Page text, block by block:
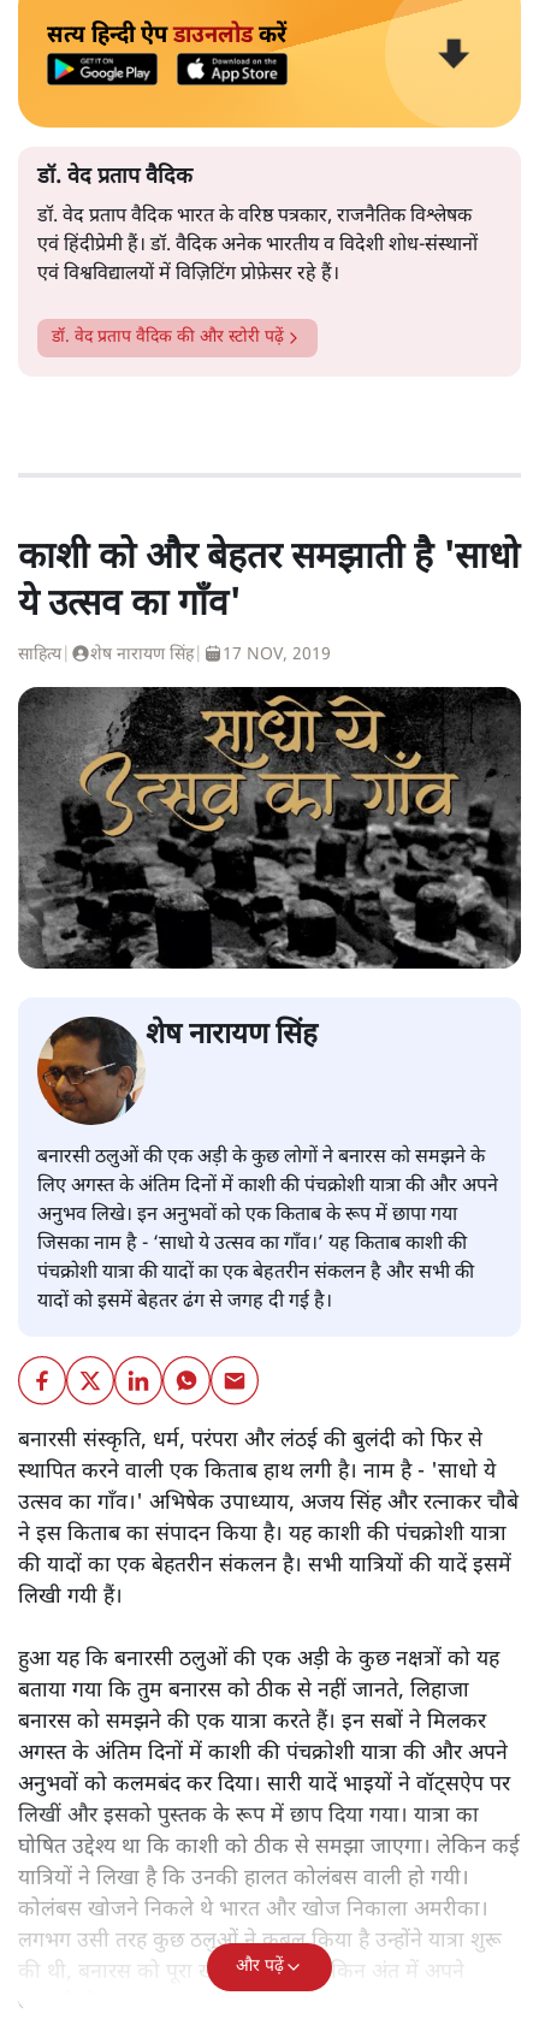
सत्य हिन्दी ऐपडाउनलोडकरें
डॉ. वेद प्रताप वैदिक
डॉ. वेद प्रताप वैदिक भारत के वरिष्ठ पत्रकार, राजनैतिक विश्लेषक
एवं हिंदीप्रेमी हैं। डॉ. वैदिक अनेक भारतीय व विदेशी शोध-संस्थानों
एवं विश्वविद्यालयों में विज़िटिंग प्रोफ़ेसर रहे हैं।
डॉ. वेद प्रताप वैदिक की और स्टोरी पढ़ें
काशी को और बेहतर समझाती है 'साधो
ये उत्सव का गाँव'
साहित्य| शेष नारायण सिंह| 17 NOV, 2019
शेष नारायण सिंह
बनारसी ठलुओं की एक अड़ी के कुछ लोगों ने बनारस को समझने के
लिए अगस्त के अंतिम दिनों में काशी की पंचक्रोशी यात्रा की और अपने
अनुभव लिखे। इन अनुभवों को एक किताब के रूप में छापा गया
जिसका नाम है - ‘साधो ये उत्सव का गाँव।’ यह किताब काशी की
पंचक्रोशी यात्रा की यादों का एक बेहतरीन संकलन है और सभी की
यादों को इसमें बेहतर ढंग से जगह दी गई है।
बनारसी संस्कृति, धर्म, परंपरा और लंठई की बुलंदी को फिर से
स्थापित करने वाली एक किताब हाथ लगी है। नाम है - 'साधो ये
उत्सव का गाँव।' अभिषेक उपाध्याय, अजय सिंह और रत्नाकर चौबे
ने इस किताब का संपादन किया है। यह काशी की पंचक्रोशी यात्रा
की यादों का एक बेहतरीन संकलन है। सभी यात्रियों की यादें इसमें
लिखी गयी हैं।
हुआ यह कि बनारसी ठलुओं की एक अड़ी के कुछ नक्षत्रों को यह
बताया गया कि तुम बनारस को ठीक से नहीं जानते, लिहाजा
बनारस को समझने की एक यात्रा करते हैं। इन सबों ने मिलकर
अगस्त के अंतिम दिनों में काशी की पंचक्रोशी यात्रा की और अपने
अनुभवों को कलमबंद कर दिया। सारी यादें भाइयों ने वॉट्सऐप पर
लिखीं और इसको पुस्तक के रूप में छाप दिया गया। यात्रा का
घोषित उद्देश्य था कि काशी को ठीक से समझा जाएगा। लेकिन कई
यात्रियों ने लिखा है कि उनकी हालत कोलंबस वाली हो गयी।
कोलंबस खोजने निकले थे भारत और खोज निकाला अमरीका।
लगभग उसी तरह कुछ ठलुओं ने कुबूल किया है उन्होंने यात्रा शुरू
की थी, बनारस को पूरा खोजने के लिए लेकिन अंत में अपने
आपको ही समझकर संतुष्ट हो गए।
और पढ़ें